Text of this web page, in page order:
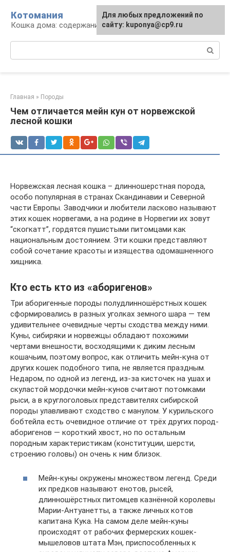
контенту
Котомания
Кошка дома: содержание и уход
Главная » Породы
Чем отличается мейн кун от норвежской
лесной кошки
Норвежская лесная кошка – длинношерстная порода,
особо популярная в странах Скандинавии и Северной
части Европы. Заводчики и любители ласково называют
этих кошек норвегами, а на родине в Норвегии их зовут
“скогкатт”, гордятся пушистыми питомцами как
национальным достоянием. Эти кошки представляют
собой сочетание красоты и изящества одомашненного
хищника.
Кто есть кто из «аборигенов»
Три аборигенные породы полудлинношёрстных кошек
сформировались в разных уголках земного шара — тем
удивительнее очевидные черты сходства между ними.
Куны, сибиряки и норвежцы обладают похожими
чертами внешности, восходящими к диким лесным
кошачьим, поэтому вопрос, как отличить мейн-куна от
других кошек подобного типа, не является праздным.
Недаром, по одной из легенд, из-за кисточек на ушах и
скуластой мордочки мейн-кунов считают потомками
рыси, а в круглоголовых представителях сибирской
породы улавливают сходство с манулом. У курильского
бобтейла есть очевидное отличие от трёх других пород-
аборигенов — короткий хвост, но по остальным
породным характеристикам (конституции, шерсти,
строению головы) он очень к ним близок.
Мейн-куны окружены множеством легенд. Среди
их предков называют енотов, рысей,
длинношёрстных питомцев казнённой королевы
Марии-Антуанетты, а также личных котов
капитана Кука. На самом деле мейн-куны
происходят от рабочих фермерских кошек-
мышеловов штата Мэн, приспособленных к
Для любых предложений по
сайту: kuponya@cp9.ru